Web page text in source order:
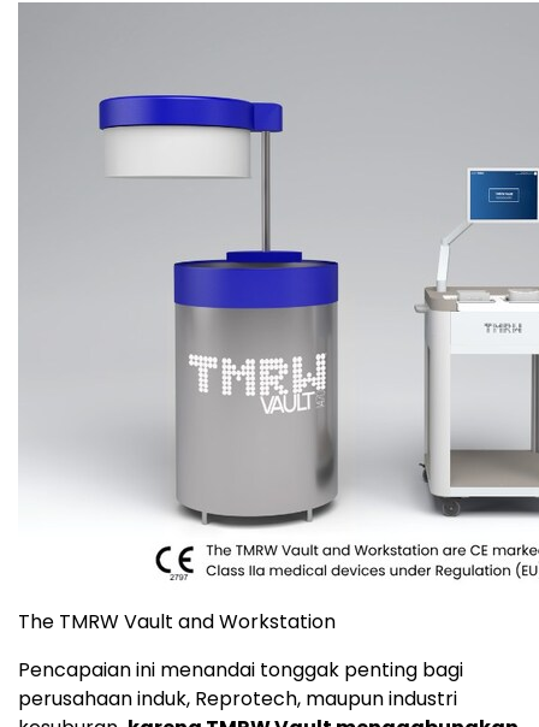
The TMRW Vault and Workstation
Pencapaian ini menandai tonggak penting bagi
perusahaan induk, Reprotech, maupun industri